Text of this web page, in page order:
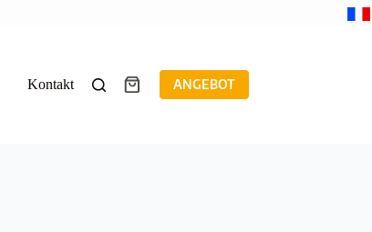
Kontakt WarenkorbANGEBOT